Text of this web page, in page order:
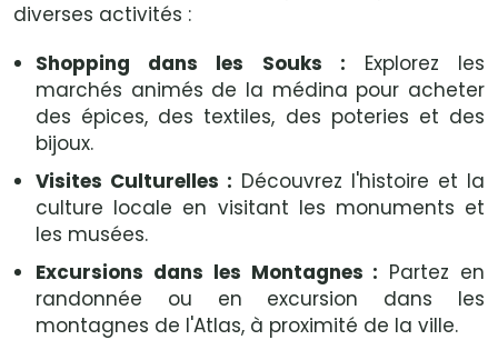
diverses activités :
Shopping dans les Souks : Explorez les
marchés animés de la médina pour acheter
des épices, des textiles, des poteries et des
bijoux.
Visites Culturelles : Découvrez l'histoire et la
culture locale en visitant les monuments et
les musées.
Excursions dans les Montagnes : Partez en
randonnée ou en excursion dans les
montagnes de l'Atlas, à proximité de la ville.